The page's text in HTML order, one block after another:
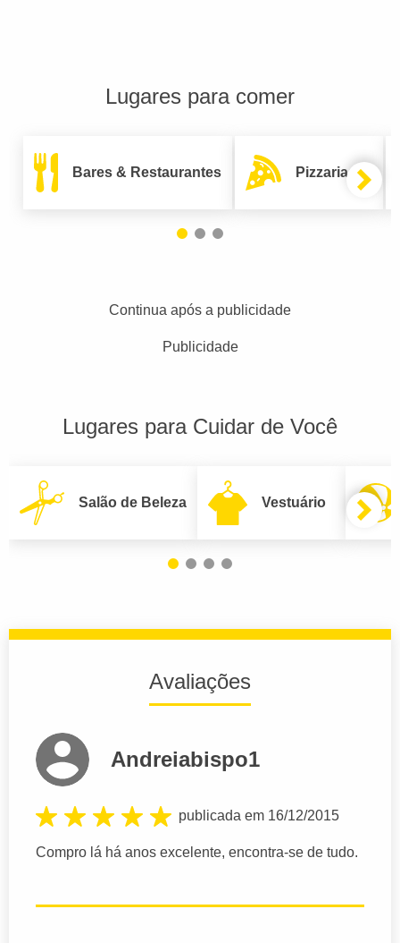
Lugares para comer
Bares & Restaurantes Pizzarias
Continua após a publicidade
Publicidade
Lugares para Cuidar de Você
Salão de Beleza Vestuário
Avaliações
Andreiabispo1
publicada em 16/12/2015
Compro lá há anos excelente, encontra-se de tudo.